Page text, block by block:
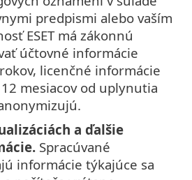
predpismi alebo vaším
ESET má zákonnú
účtovné informácie
licenčné informácie
mesiacov od uplynutia
a ďalšie
Spracúvané
informácie týkajúce sa